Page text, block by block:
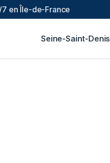
en Île-de-France
Seine-Saint-Denis